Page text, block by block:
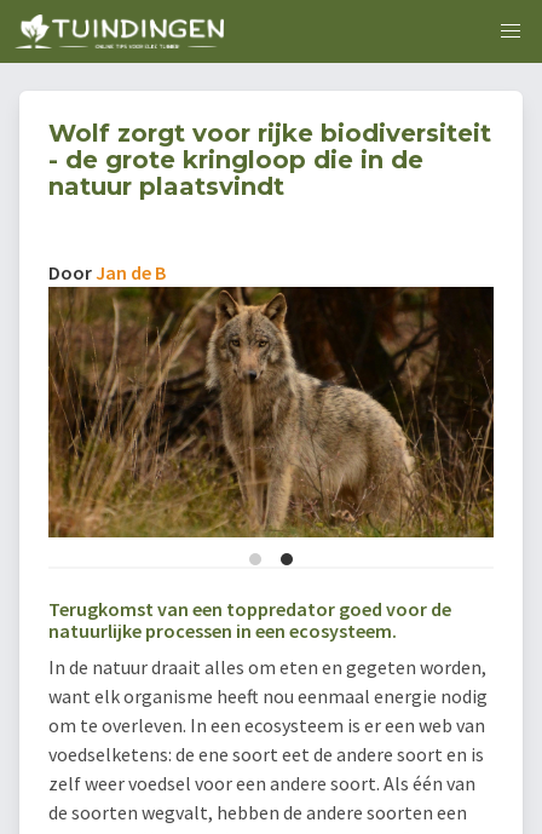
Wolf zorgt voor rijke biodiversiteit
- de grote kringloop die in de
natuur plaatsvindt
DoorJan de B
Terugkomst van een toppredator goed voor de
natuurlijke processen in een ecosysteem.
In de natuur draait alles om eten en gegeten worden,
want elk organisme heeft nou eenmaal energie nodig
om te overleven. In een ecosysteem is er een web van
voedselketens: de ene soort eet de andere soort en is
zelf weer voedsel voor een andere soort. Als één van
de soorten wegvalt, hebben de andere soorten een